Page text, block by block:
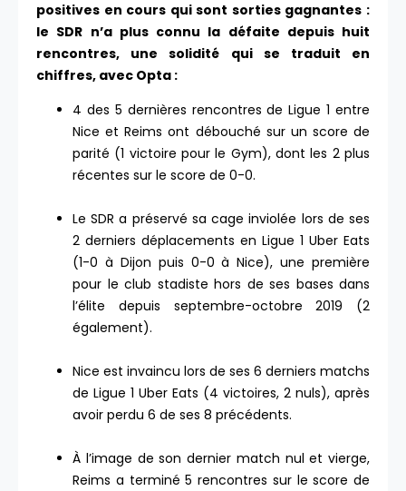
positives en cours qui sont sorties gagnantes :
le SDR n’a plus connu la défaite depuis huit
rencontres, une solidité qui se traduit en
chiffres, avec Opta :
4 des 5 dernières rencontres de Ligue 1 entre
Nice et Reims ont débouché sur un score de
parité (1 victoire pour le Gym), dont les 2 plus
récentes sur le score de 0-0.
Le SDR a préservé sa cage inviolée lors de ses
2 derniers déplacements en Ligue 1 Uber Eats
(1-0 à Dijon puis 0-0 à Nice), une première
pour le club stadiste hors de ses bases dans
l’élite depuis septembre-octobre 2019 (2
également).
Nice est invaincu lors de ses 6 derniers matchs
de Ligue 1 Uber Eats (4 victoires, 2 nuls), après
avoir perdu 6 de ses 8 précédents.
À l’image de son dernier match nul et vierge,
Reims a terminé 5 rencontres sur le score de